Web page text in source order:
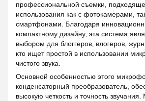
профессиональной съемки,
использования как с фотокамерами,
смартфонами. Благодаря
компактному дизайну, эта система
выбором для блоггеров, влогеров,
кто ищет простой в использовании
чистого звука.
Основной особенностью этого
конденсаторный преобразователь,
высокую четкость и точность